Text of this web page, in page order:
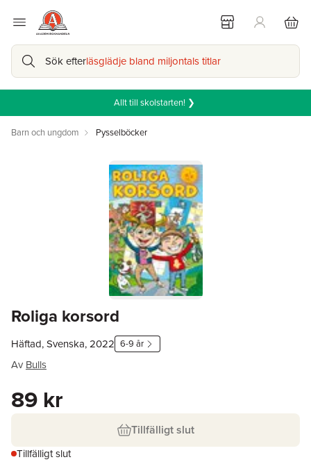
Sök efterläsglädje bland miljontals titlar
Allt till skolstarten! ❯
Barn och ungdom Pysselböcker
Roliga korsord
Häftad, Svenska, 2022 6-9 år
Av Bulls
89 kr
Tillfälligt slut
Tillfälligt slut